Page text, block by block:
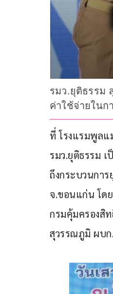
รมว.ยุติธรรม
ค่าใช้จ่ายในก
ที่ โรงแรมพูลแ
รมว.ยุติธรรม
ถึงกระบวนกา
จ.ขอนแก่น โด
กรมคุ้มครองสิ
สุวรรณภูมิ ผบ